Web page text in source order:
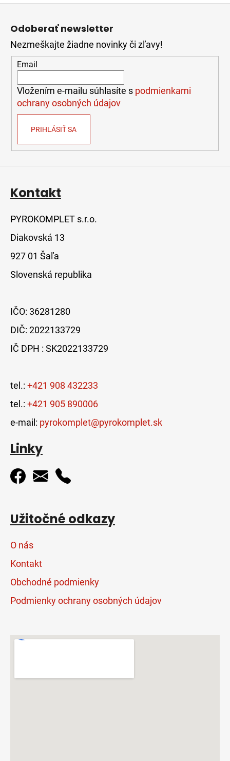
Z
Odoberať newsletter
Nezmeškajte žiadne novinky či zľavy!
Email
Vložením e-mailu súhlasíte s podmienkami
ochrany osobných údajov
PRIHLÁSIŤ SA
Kontakt
PYROKOMPLET s.r.o.
Diakovská 13
927 01 Šaľa
Slovenská republika
IČO: 36281280
DIČ: 2022133729
IČ DPH : SK2022133729
tel.: +421 908 432233
tel.: +421 905 890006
e-mail: pyrokomplet@pyrokomplet.sk
Linky
Užitočné odkazy
O nás
Kontakt
Obchodné podmienky
Podmienky ochrany osobných údajov